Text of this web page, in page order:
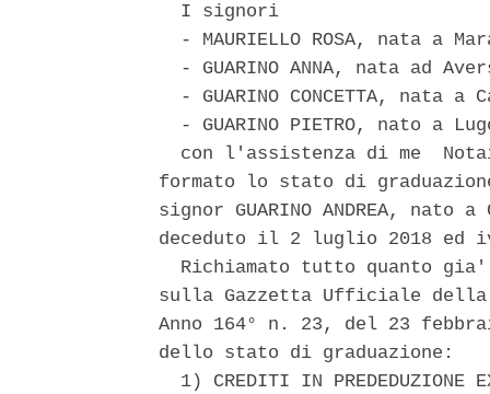
  I signori
- MAURIELLO ROSA, nata a
- GUARINO ANNA, nata ad
- GUARINO CONCETTA, nata a
- GUARINO PIETRO, nato a
con l'assistenza di me
formato lo stato di
signor GUARINO ANDREA,
deceduto il 2 luglio 2018
Richiamato tutto quanto
sulla Gazzetta Ufficiale della
Anno 164° n. 23, del 23
dello stato di graduazione:
1) CREDITI IN PREDEDUZIONE